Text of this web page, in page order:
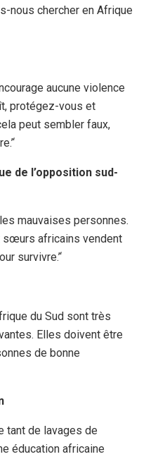
nous chercher en Afrique
aucune violence
protégez-vous et
peut sembler faux,
de l’opposition sud-
mauvaises personnes.
sœurs africains vendent
survivre.’‘
du Sud sont très
Elles doivent être
de bonne
tant de lavages de
éducation africaine